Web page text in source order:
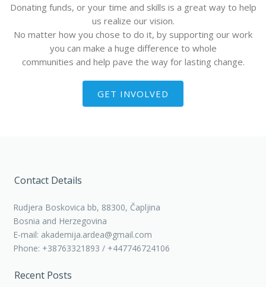
Donating funds, or your time and skills is a great way to help
us realize our vision.
No matter how you chose to do it, by supporting our work
you can make a huge difference to whole
communities and help pave the way for lasting change.
GET INVOLVED
Contact Details
Rudjera Boskovica bb, 88300, Čapljina
Bosnia and Herzegovina
E-mail: akademija.ardea@gmail.com
Phone: +38763321893 / +447746724106
Recent Posts